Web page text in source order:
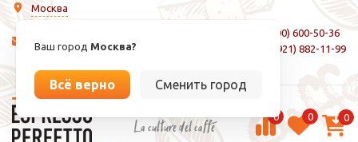
Москва
Ваш город Москва?
Всё верно Сменить город
info@espressoperfetto.ru
8 (800) 600-50-36
+7 (921) 882-11-99
La culture del caffé 0 0 0